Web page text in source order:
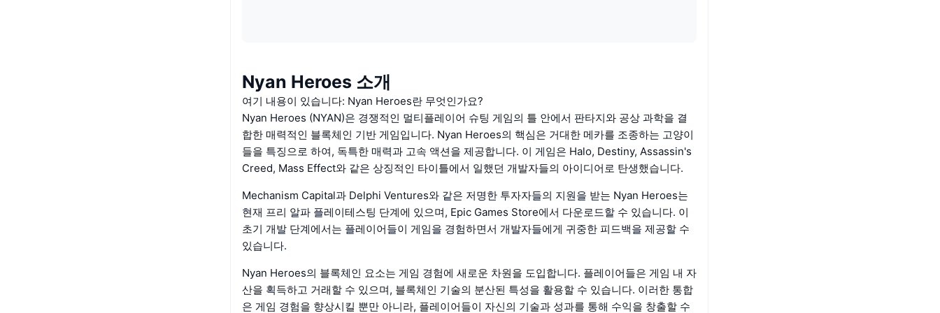
Nyan Heroes 소개
여기 내용이 있습니다: Nyan Heroes란 무엇인가요?
Nyan Heroes (NYAN)은 경쟁적인 멀티플레이어 슈팅 게임의 틀 안에서 판타지와 공상 과학을 결
합한 매력적인 블록체인 기반 게임입니다. Nyan Heroes의 핵심은 거대한 메카를 조종하는 고양이
들을 특징으로 하여, 독특한 매력과 고속 액션을 제공합니다. 이 게임은 Halo, Destiny, Assassin's
Creed, Mass Effect와 같은 상징적인 타이틀에서 일했던 개발자들의 아이디어로 탄생했습니다.
Mechanism Capital과 Delphi Ventures와 같은 저명한 투자자들의 지원을 받는 Nyan Heroes는
현재 프리 알파 플레이테스팅 단계에 있으며, Epic Games Store에서 다운로드할 수 있습니다. 이
초기 개발 단계에서는 플레이어들이 게임을 경험하면서 개발자들에게 귀중한 피드백을 제공할 수
있습니다.
Nyan Heroes의 블록체인 요소는 게임 경험에 새로운 차원을 도입합니다. 플레이어들은 게임 내 자
산을 획득하고 거래할 수 있으며, 블록체인 기술의 분산된 특성을 활용할 수 있습니다. 이러한 통합
은 게임 경험을 향상시킬 뿐만 아니라, 플레이어들이 자신의 기술과 성과를 통해 수익을 창출할 수